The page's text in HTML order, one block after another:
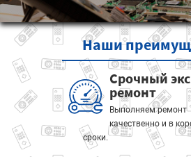
Наши
Срочный
ремонт
Выполняем ремонт
качественно и в
сроки.